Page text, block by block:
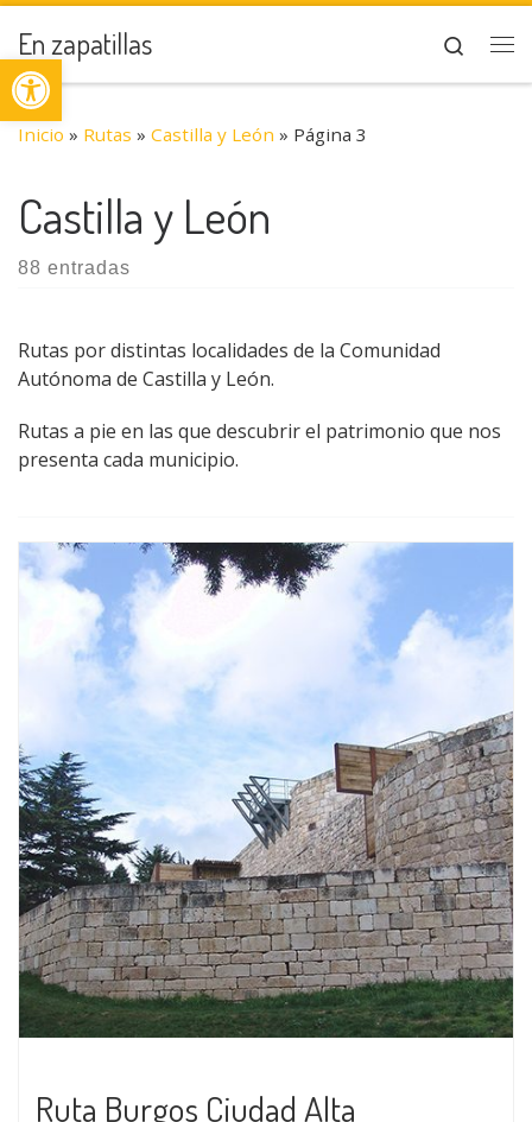
Abrir barra de herramientas
Saltar al contenido
En zapatillas
Search
Inicio » Rutas » Castilla y León » Página 3
Castilla y León
88 entradas
Rutas por distintas localidades de la Comunidad
Autónoma de Castilla y León.
Rutas a pie en las que descubrir el patrimonio que nos
presenta cada municipio.
Ruta Burgos Ciudad Alta